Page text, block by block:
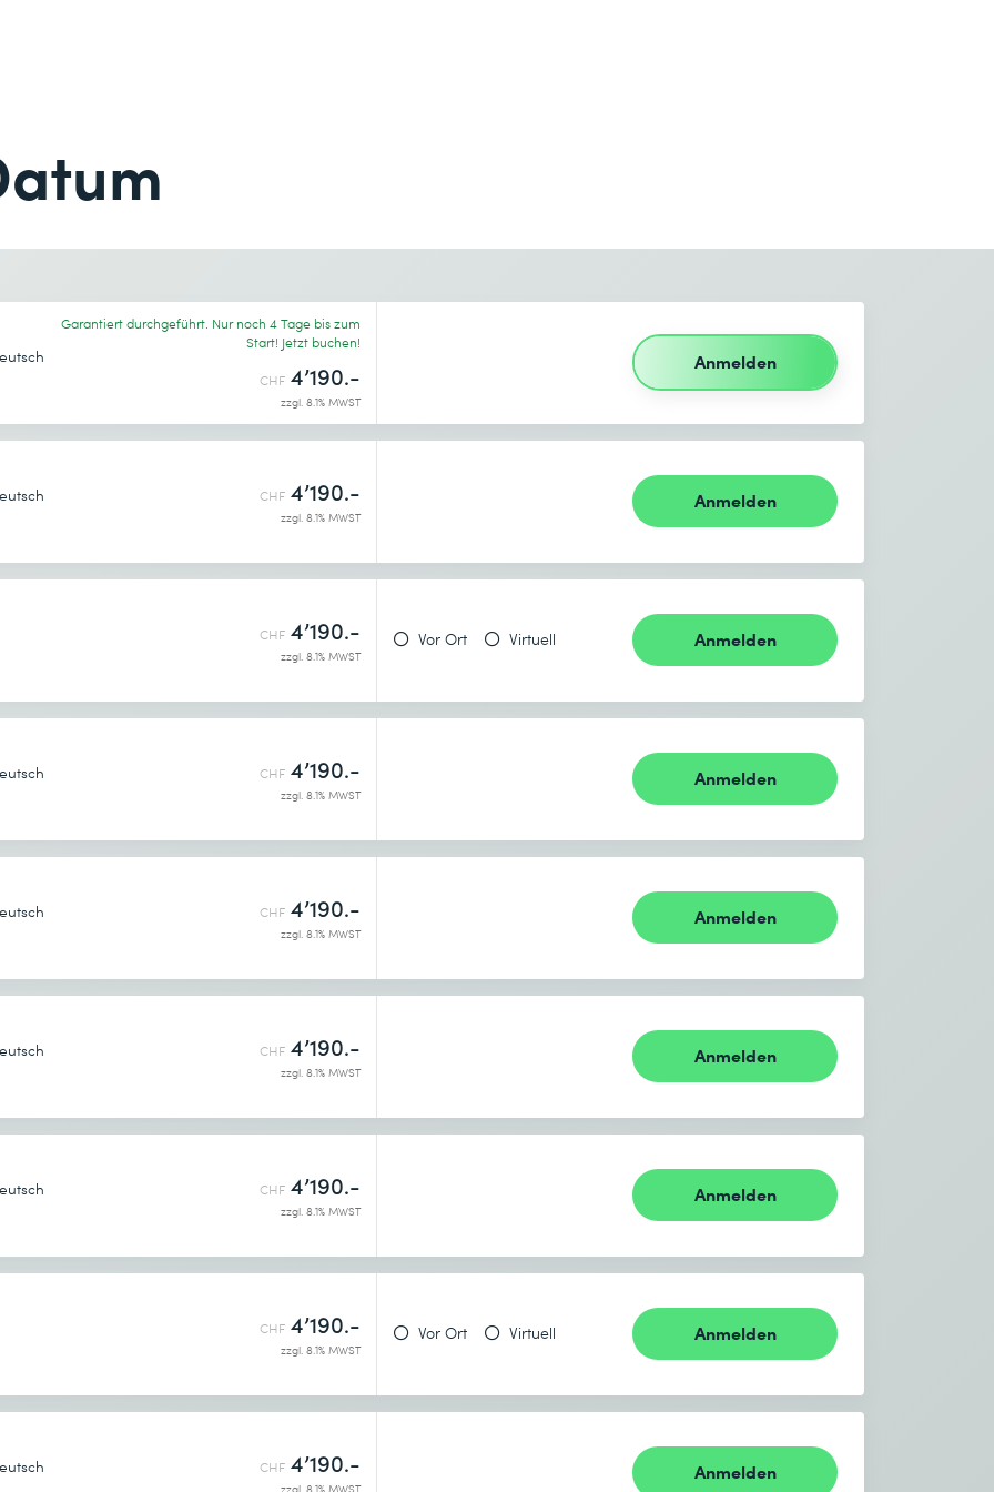
genommen.
Telefon *
genommen.
Garantiert durchgeführt. Nur noch 4 Tage bis zum
Start! Jetzt buchen!
CHF 4’190.-
zzgl. 8.1% MWST
Anmelden
CHF 4’190.-
zzgl. 8.1% MWST
Anmelden
CHF 4’190.-
zzgl. 8.1% MWST
Vor Ort Virtuell Anmelden
CHF 4’190.-
zzgl. 8.1% MWST
Anmelden
CHF 4’190.-
zzgl. 8.1% MWST
Anmelden
CHF 4’190.-
zzgl. 8.1% MWST
Anmelden
CHF 4’190.-
zzgl. 8.1% MWST
Anmelden
CHF 4’190.-
zzgl. 8.1% MWST
Vor Ort Virtuell Anmelden
CHF 4’190.- Anmelden